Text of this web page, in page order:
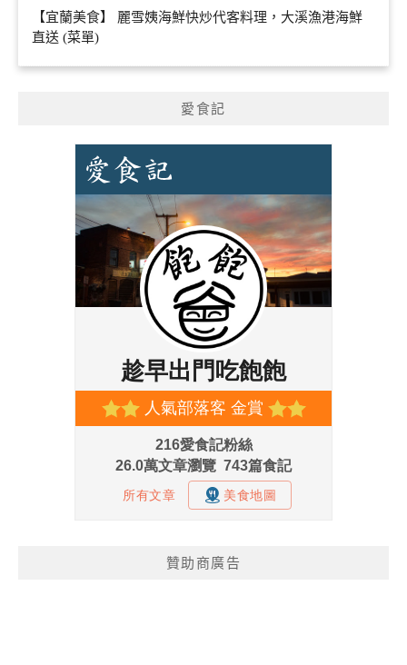
【宜蘭美食】 麗雪姨海鮮快炒代客料理，大溪漁港海鮮
直送 (菜單)
愛食記
贊助商廣告